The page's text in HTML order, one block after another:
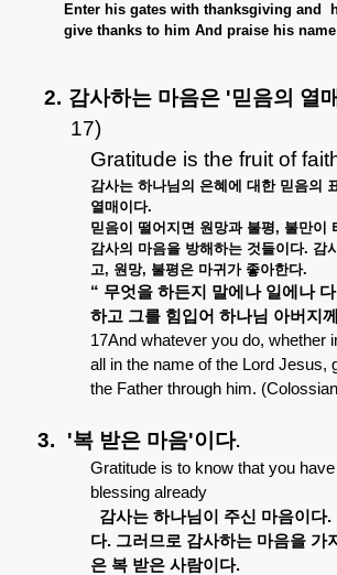
Enter his gates with thanksgiving and
give thanks to him And praise his name
2. 감사하는 마음은 '믿음의 열매
17)
Gratitude is the fruit of
감사는 하나님의 은혜에 대한 믿음의
열매이다.
믿음이
떨어지면 원망과 불평, 불만이
감사의 마음을 방해하는 것들이다. 감
고, 원망, 불평은 마귀가 좋아한다.
“ 무엇을 하든지 말에나 일에나 다
하고 그를 힘입어 하나님 아버지께
17And whatever you do, whether
all in the name of the Lord Jesus,
the Father through him.
3. '복 받은 마음'이다.
Gratitude is to know that you have
blessing already
감사는 하나님이 주신 마음이다.
다. 그러므로 감사하는 마음을 가
은 복 받은 사람이다.